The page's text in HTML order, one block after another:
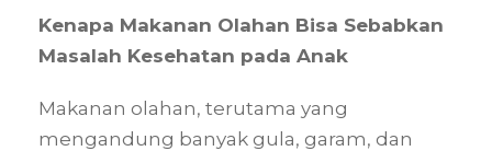
Kenapa Makanan Olahan Bisa Sebabkan
Masalah Kesehatan pada Anak
Makanan olahan, terutama yang
mengandung banyak gula, garam, dan